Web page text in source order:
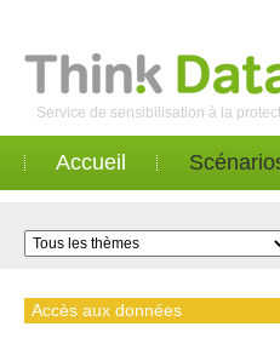
Service de sensibilisation à la
Accueil
Accès aux données